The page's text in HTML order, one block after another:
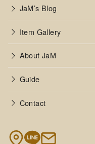
JaM’s Blog
Item Gallery
About JaM
Guide
Contact